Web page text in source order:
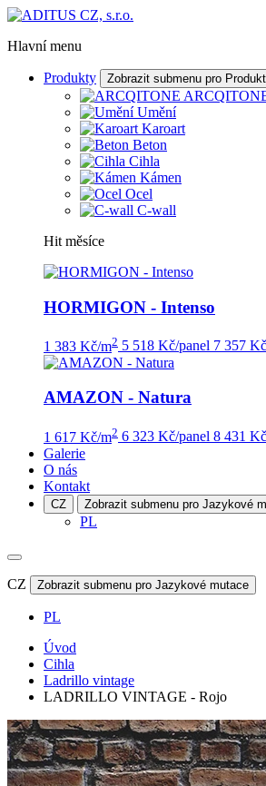
Hlavní menu
Produkty Zobrazit submenu pro
Umění
Karoart
Beton
Cihla
Kámen
Ocel
C-wall
Hit měsíce
HORMIGON - Intenso
1 383 Kč/m2 5 518 Kč/panel 7 357 Kč
AMAZON - Natura
1 617 Kč/m2 6 323 Kč/panel 8 431 Kč
Galerie
O nás
Kontakt
CZ Zobrazit submenu pro Jazykové
PL
CZ Zobrazit submenu pro Jazykové mutace
PL
Úvod
Cihla
Ladrillo vintage
LADRILLO VINTAGE - Rojo